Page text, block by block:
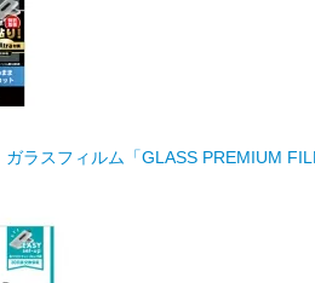
ガラスフィルム「GLASS PREMIUM